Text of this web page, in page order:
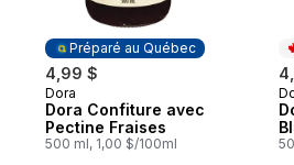
Préparé au Québec
4,99 $
Préparé au Québec
Dora
Dora Confiture avec
Pectine Fraises
500 ml, 1,00 $/100ml